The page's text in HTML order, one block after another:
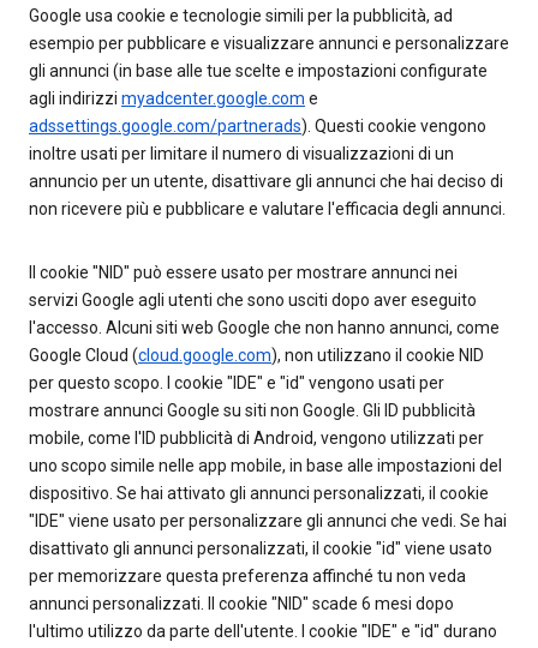
Google usa cookie e tecnologie simili per la pubblicità, ad
esempio per pubblicare e visualizzare annunci e personalizzare
gli annunci (in base alle tue scelte e impostazioni configurate
agli indirizzi myadcenter.google.com e
adssettings.google.com/partnerads). Questi cookie vengono
inoltre usati per limitare il numero di visualizzazioni di un
annuncio per un utente, disattivare gli annunci che hai deciso di
non ricevere più e pubblicare e valutare l'efficacia degli annunci.
Il cookie "NID" può essere usato per mostrare annunci nei
servizi Google agli utenti che sono usciti dopo aver eseguito
l'accesso. Alcuni siti web Google che non hanno annunci, come
Google Cloud (cloud.google.com), non utilizzano il cookie NID
per questo scopo. I cookie "IDE" e "id" vengono usati per
mostrare annunci Google su siti non Google. Gli ID pubblicità
mobile, come l'ID pubblicità di Android, vengono utilizzati per
uno scopo simile nelle app mobile, in base alle impostazioni del
dispositivo. Se hai attivato gli annunci personalizzati, il cookie
"IDE" viene usato per personalizzare gli annunci che vedi. Se hai
disattivato gli annunci personalizzati, il cookie "id" viene usato
per memorizzare questa preferenza affinché tu non veda
annunci personalizzati. Il cookie "NID" scade 6 mesi dopo
l'ultimo utilizzo da parte dell'utente. I cookie "IDE" e "id" durano